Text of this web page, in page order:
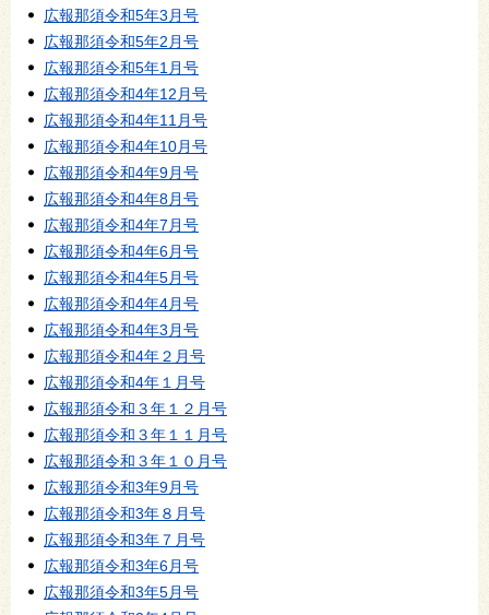
広報那須令和5年3月号
広報那須令和5年2月号
広報那須令和5年1月号
広報那須令和4年12月号
広報那須令和4年11月号
広報那須令和4年10月号
広報那須令和4年9月号
広報那須令和4年8月号
広報那須令和4年7月号
広報那須令和4年6月号
広報那須令和4年5月号
広報那須令和4年4月号
広報那須令和4年3月号
広報那須令和4年２月号
広報那須令和4年１月号
広報那須令和３年１２月号
広報那須令和３年１１月号
広報那須令和３年１０月号
広報那須令和3年9月号
広報那須令和3年８月号
広報那須令和3年７月号
広報那須令和3年6月号
広報那須令和3年5月号